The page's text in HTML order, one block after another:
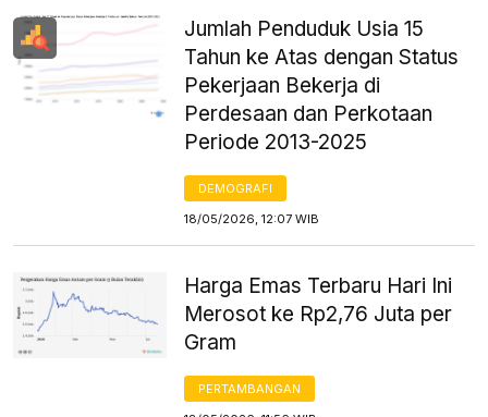
Jumlah Penduduk Usia 15
Tahun ke Atas dengan Status
Pekerjaan Bekerja di
Perdesaan dan Perkotaan
Periode 2013-2025
DEMOGRAFI
18/05/2026, 12:07 WIB
Harga Emas Terbaru Hari Ini
Merosot ke Rp2,76 Juta per
Gram
PERTAMBANGAN